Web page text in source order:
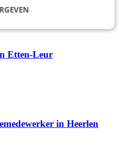
Etten-Leur
in Heerlen